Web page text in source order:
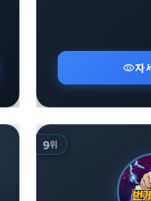
visibility자
9위